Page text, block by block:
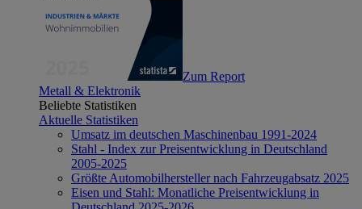
Zum Report
Metall & Elektronik
Beliebte Statistiken
Aktuelle Statistiken
Umsatz im deutschen Maschinenbau 1991-2024
Stahl - Index zur Preisentwicklung in Deutschland
2005-2025
Größte Automobilhersteller nach Fahrzeugabsatz 2025
Eisen und Stahl: Monatliche Preisentwicklung in